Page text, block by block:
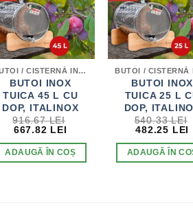
BUTOI / CISTERNĂ INOX PENTRU DISTILATE
BUTOI INOX
TUICA 45 L CU
DOP, ITALINOX
916.67LEI
PREȚUL
A
FOST:
667.82 LEI
ESTE:
667.82 LEI.
ADAUGĂ ÎN COȘ
BUTOI INOX
TUICA 25 L
DOP,
540.33LEI
PREȚUL
A
FOST:
482.25 LEI
ADAUGĂ ÎN